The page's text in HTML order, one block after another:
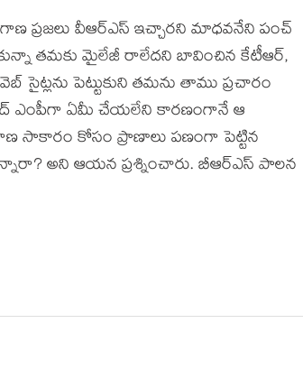
ప్రజలు వీఆర్ఎస్ ఇచ్చారని మాధవనేని పంచ్
తమకు మైలేజీ రాలేదని బావించిన కేటీఆర్,
సైట్లను పెట్టుకుని తమను తాము ప్రచారం
ఎంపీగా ఏమీ చేయలేని కారణంగానే ఆ
సాకారం కోసం ప్రాణాలు పణంగా పెట్టిన
అని ఆయన ప్రశ్నించారు. బీఆర్ఎస్ పాలన